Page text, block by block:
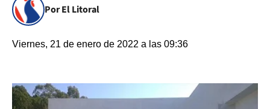
Por El Litoral
Viernes, 21 de enero de 2022 a las 09:36